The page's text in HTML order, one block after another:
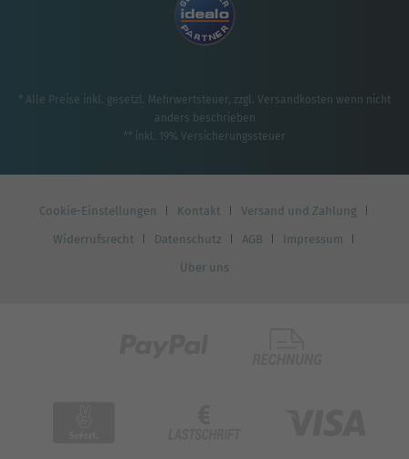
* Alle Preise inkl. gesetzl. Mehrwertsteuer, zzgl. Versandkosten wenn nicht
anders beschrieben
** inkl. 19% Versicherungssteuer
Cookie-Einstellungen Kontakt Versand und Zahlung
Widerrufsrecht Datenschutz AGB Impressum
Über uns